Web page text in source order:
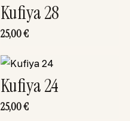
Kufiya 28
25,00€
Kufiya 24
25,00€